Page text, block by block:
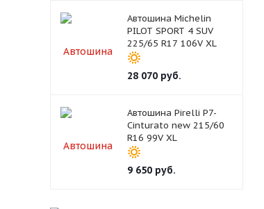
Автошина Michelin
PILOT SPORT 4 SUV
225/65 R17 106V XL
28 070руб.
Автошина Pirelli P7-
Cinturato new 215/60
R16 99V XL
9 650руб.